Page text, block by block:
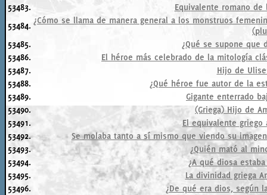
53483.
Equivalente romano
53484. ¿Cómo se llama de manera general a los monstruos
53485.
¿Qué se supone que
53486.
El héroe más celebrado de la mitología
53487.
Hijo de
53488.
¿Qué héroe fue autor de la
53489.
Gigante enterrado
53490.
(Griega) Hijo de
53491.
El equivalente
53492.
Se molaba tanto a sí mismo que viendo su
53493.
¿Quién mató al
53494.
¿A qué diosa
53495.
La divinidad griega
53496.
¿De qué era dios, según